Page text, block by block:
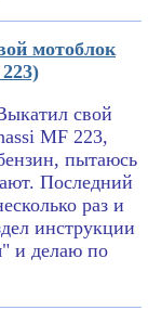
мотоблок
свой
MF 223,
пытаюсь
Последний
раз и
инструкции
и делаю по